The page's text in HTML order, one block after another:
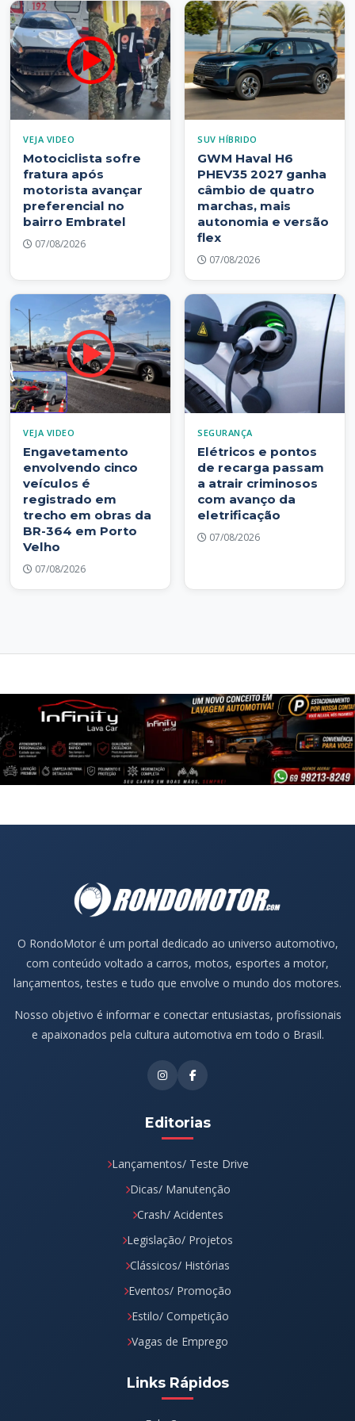
VEJA VIDEO
Motociclista sofre
fratura após
motorista avançar
preferencial no
bairro Embratel
07/08/2026
SUV HÍBRIDO
GWM Haval H6
PHEV35 2027 ganha
câmbio de quatro
marchas, mais
autonomia e versão
flex
07/08/2026
VEJA VIDEO
Engavetamento
envolvendo cinco
veículos é
registrado em
trecho em obras da
BR-364 em Porto
Velho
07/08/2026
SEGURANÇA
Elétricos e pontos
de recarga passam
a atrair criminosos
com avanço da
eletrificação
07/08/2026
O RondoMotor é um portal dedicado ao universo automotivo,
com conteúdo voltado a carros, motos, esportes a motor,
lançamentos, testes e tudo que envolve o mundo dos motores.
Nosso objetivo é informar e conectar entusiastas, profissionais
e apaixonados pela cultura automotiva em todo o Brasil.
Editorias
Lançamentos/ Teste Drive
Dicas/ Manutenção
Crash/ Acidentes
Legislação/ Projetos
Clássicos/ Histórias
Eventos/ Promoção
Estilo/ Competição
Vagas de Emprego
Links Rápidos